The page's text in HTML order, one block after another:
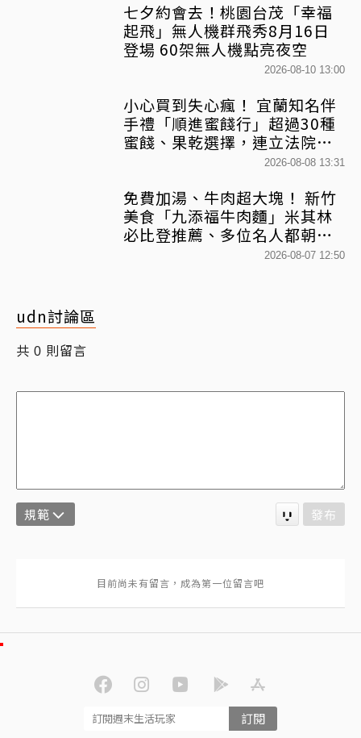
七夕約會去！桃園台茂「幸福
起飛」無人機群飛秀8月16日
登場 60架無人機點亮夜空
2026-08-10 13:00
小心買到失心瘋！ 宜蘭知名伴
手禮「順進蜜餞行」超過30種
蜜餞、果乾選擇，連立法院都
2026-08-08 13:31
免費加湯、牛肉超大塊！ 新竹
美食「九添福牛肉麵」米其林
必比登推薦、多位名人都朝聖
2026-08-07 12:50
udn討論區
共 0 則留言
規範 發布
訂閱